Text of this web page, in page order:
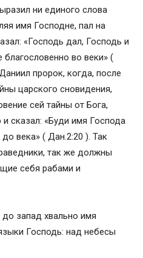
ни единого слова
имя Господне, пал на
«Господь дал, Господь и
во веки» (
пророк, когда, после
царского сновидения,
сей тайны от Бога,
сказал: «Буди имя Господа
века» ( Дан.2:20 ). Так
так же должны
себя рабами и
запад хвально имя
Господь: над небесы